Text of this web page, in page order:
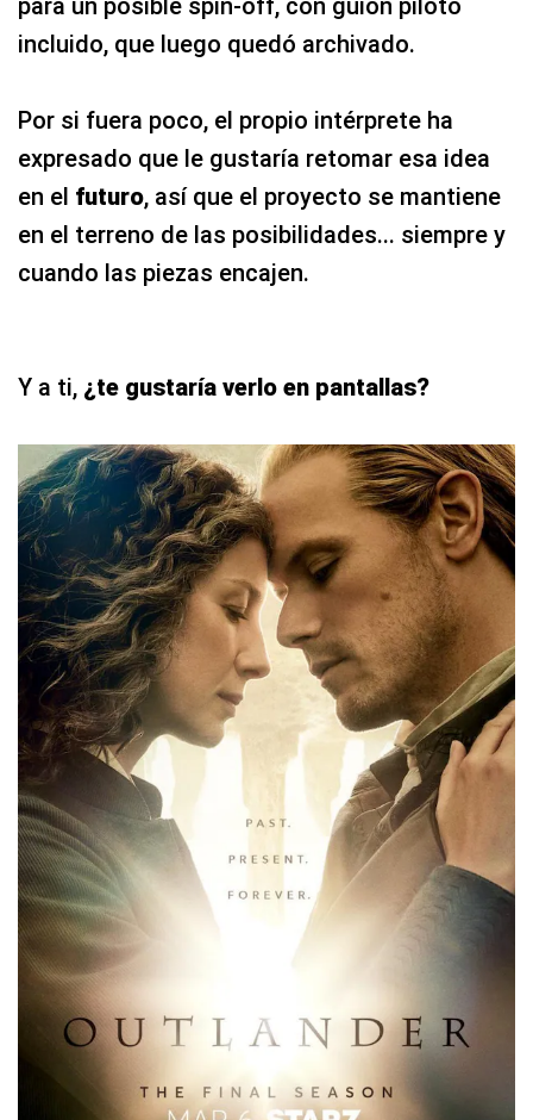
para un posible spin-off, con guion piloto
incluido, que luego quedó archivado.
Por si fuera poco, el propio intérprete ha
expresado que le gustaría retomar esa idea
en el futuro, así que el proyecto se mantiene
en el terreno de las posibilidades... siempre y
cuando las piezas encajen.
Y a ti, ¿te gustaría verlo en pantallas?